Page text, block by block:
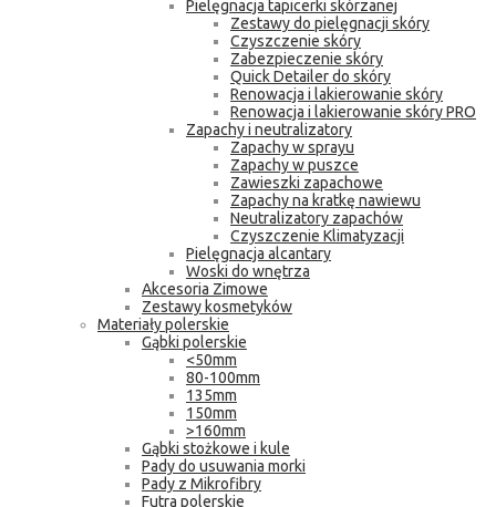
Pielęgnacja tapicerki skórzanej
Zestawy do pielęgnacji skóry
Czyszczenie skóry
Zabezpieczenie skóry
Quick Detailer do skóry
Renowacja i lakierowanie skóry
Renowacja i lakierowanie skóry PRO
Zapachy i neutralizatory
Zapachy w sprayu
Zapachy w puszce
Zawieszki zapachowe
Zapachy na kratkę nawiewu
Neutralizatory zapachów
Czyszczenie Klimatyzacji
Pielęgnacja alcantary
Woski do wnętrza
Akcesoria Zimowe
Zestawy kosmetyków
Materiały polerskie
Gąbki polerskie
<50mm
80-100mm
135mm
150mm
>160mm
Gąbki stożkowe i kule
Pady do usuwania morki
Pady z Mikrofibry
Futra polerskie